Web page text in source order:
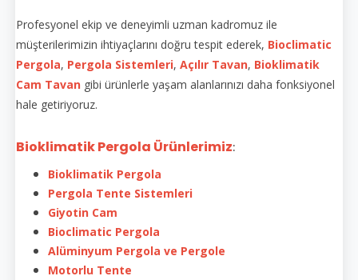
Profesyonel ekip ve deneyimli uzman kadromuz ile
müşterilerimizin ihtiyaçlarını doğru tespit ederek, Bioclimatic
Pergola, Pergola Sistemleri, Açılır Tavan, Bioklimatik
Cam Tavan gibi ürünlerle yaşam alanlarınızı daha fonksiyonel
hale getiriyoruz.
Bioklimatik Pergola Ürünlerimiz:
Bioklimatik Pergola
Pergola Tente Sistemleri
Giyotin Cam
Bioclimatic Pergola
Alüminyum Pergola ve Pergole
Motorlu Tente